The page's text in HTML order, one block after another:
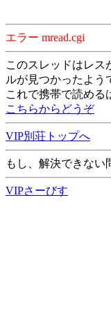
エラー mread.cgi
このスレッドはレス
ルが見つかったよう
これで携帯で読める
こちらからどうぞ
VIP別荘トップへ
もし、解決できない
VIPさーびす